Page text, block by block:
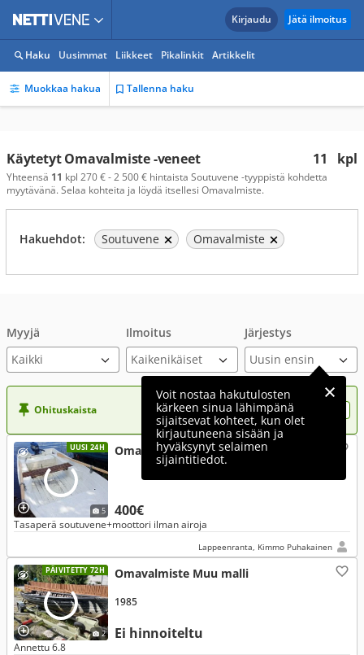
Kirjaudu Jätä ilmoitus
Haku Uusimmat Liikkeet Pikalinkit Artikkelit
Muokkaa hakua Tallenna haku
11 kpl
Käytetyt Omavalmiste -veneet
Yhteensä 11 kpl 270 € - 2 500 € hintaista Soutuvene -tyyppistä kohdetta
myytävänä. Selaa kohteita ja löydä itsellesi Omavalmiste.
Hakuehdot: Soutuvene Omavalmiste
Myyjä Ilmoitus Järjestys
Voit nostaa hakutulosten
kärkeen sinua lähimpänä
sijaitsevat kohteet, kun olet
kirjautuneena sisään ja
hyväksynyt selaimen
sijaintitiedot.
Ohituskaista Nosta ilmoituksesi tähän?
UUSI 24H
5
Omavalmiste Muu malli
400€
Tasaperä soutuvene+moottori ilman airoja
Lappeenranta, Kimmo Puhakainen
PÄIVITETTY 72H
2
Omavalmiste Muu malli
Ei hinnoiteltu
1985
Annettu 6.8